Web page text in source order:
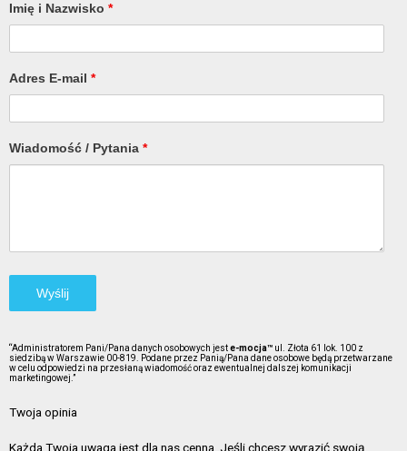
Imię i Nazwisko *
Adres E-mail *
Wiadomość / Pytania *
“Administratorem Pani/Pana danych osobowych jeste-mocja™ ul. Złota 61 lok. 100 z
siedzibą w Warszawie 00-819. Podane przez Panią/Pana dane osobowe będą przetwarzane
w celu odpowiedzi na przesłaną wiadomość oraz ewentualnej dalszej komunikacji
marketingowej.”
Twoja opinia
Każda Twoja uwaga jest dla nas cenna. Jeśli chcesz wyrazić swoją